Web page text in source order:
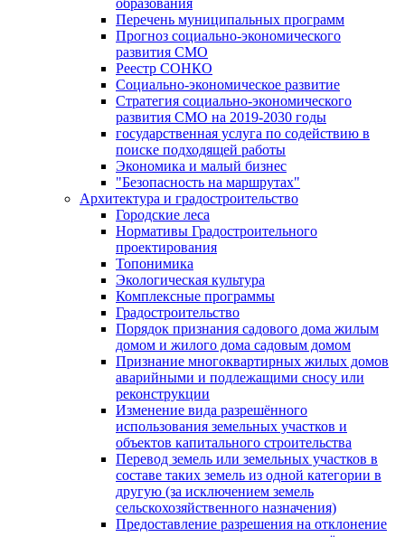
образования
Перечень муниципальных программ
Прогноз социально-экономического
развития СМО
Реестр СОНКО
Социально-экономическое развитие
Стратегия социально-экономического
развития СМО на 2019-2030 годы
государственная услуга по содействию в
поиске подходящей работы
Экономика и малый бизнес
"Безопасность на маршрутах"
Архитектура и градостроительство
Городские леса
Нормативы Градостроительного
проектирования
Топонимика
Экологическая культура
Комплексные программы
Градостроительство
Порядок признания садового дома жилым
домом и жилого дома садовым домом
Признание многоквартирных жилых домов
аварийными и подлежащими сносу или
реконструкции
Изменение вида разрешённого
использования земельных участков и
объектов капитального строительства
Перевод земель или земельных участков в
составе таких земель из одной категории в
другую (за исключением земель
сельскохозяйственного назначения)
Предоставление разрешения на отклонение